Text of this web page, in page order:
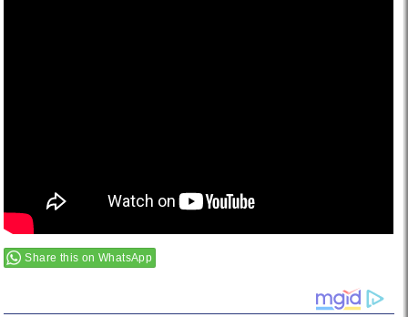
Share this on WhatsApp